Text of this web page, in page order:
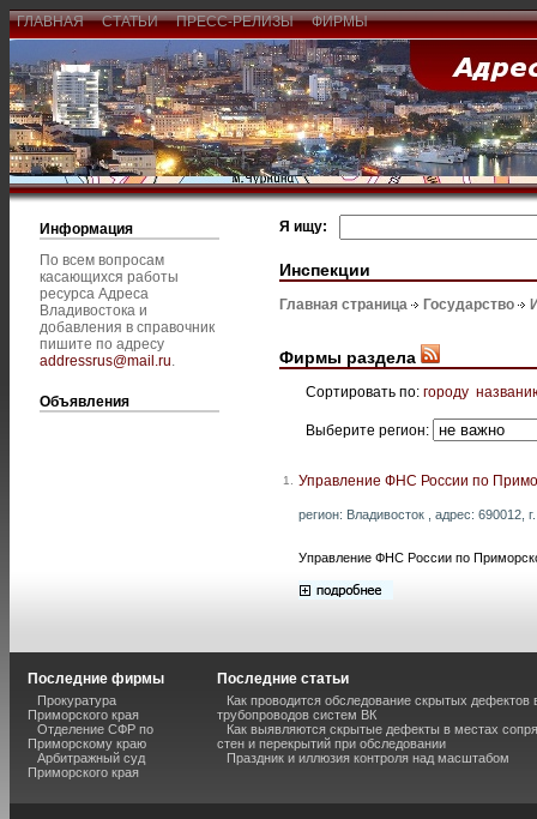
ГЛАВНАЯ СТАТЬИ ПРЕСС-РЕЛИЗЫ ФИРМЫ
Информация
По всем вопросам
касающихся работы
ресурса Адреса
Владивостока и
добавления в справочник
пишите по адресу
addressrus@mail.ru.
Объявления
Я ищу:
Инспекции
Главная страница Государство
Фирмы раздела
Сортировать по: городу
Выберите регион:
1. Управление ФНС России по
регион: Владивосток , адрес: 690012,
Управление ФНС России по
Последние фирмы
Прокуратура
Приморского края
Отделение СФР по
Приморскому краю
Арбитражный суд
Приморского края
Последние статьи
Как проводится обследование скрытых дефектов
трубопроводов систем ВК
Как выявляются скрытые дефекты в местах
стен и перекрытий при обследовании
Праздник и иллюзия контроля над масштабом